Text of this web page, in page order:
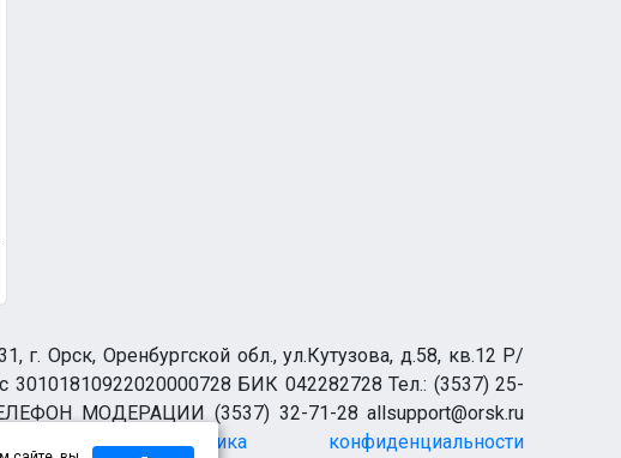
Орск, Оренбургской обл., ул.Кутузова, д.58, кв.12 Р/
БИК 042282728 Тел.: (3537) 25-
МОДЕРАЦИИ (3537) 32-71-28 allsupport@orsk.ru
Политика конфиденциальности